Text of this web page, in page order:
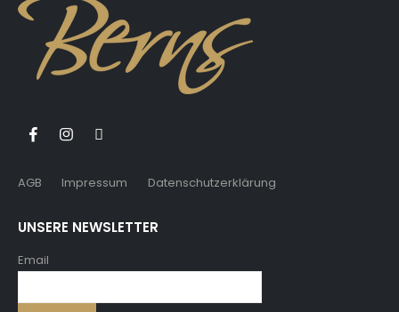
AGB Impressum Datenschutzerklärung
UNSERE NEWSLETTER
Email